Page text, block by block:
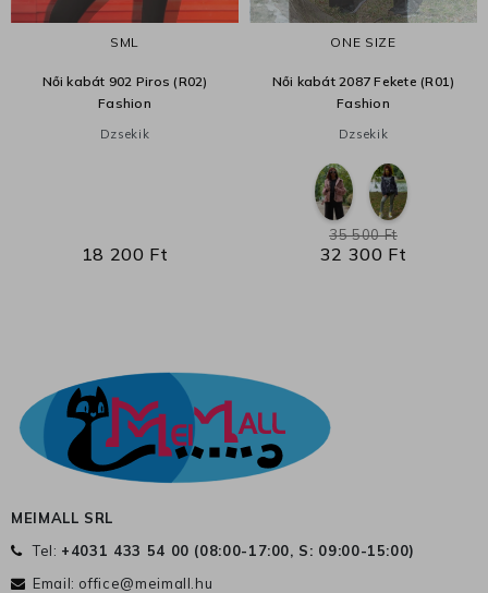
S ML
Női kabát 902 Piros (R02)
Fashion
Dzsekik
18 200 Ft
ONE SIZE
Női kabát 2087 Fekete (R01)
Fashion
Dzsekik
32 300 Ft
35 500 Ft
MEIMALL SRL
Tel: +4031 433 54 00 (08:00-17:00, S: 09:00-15:00)
Email: office@meimall.hu